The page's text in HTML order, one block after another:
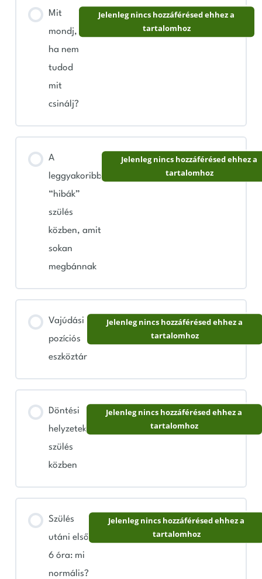
Mit
mondj,
ha nem
tudod
mit
csinálj?
Jelenleg nincs hozzáférésed ehhez a
tartalomhoz
A
leggyakoribb
“hibák”
szülés
közben, amit
sokan
megbánnak
Jelenleg nincs hozzáférésed ehhez a
tartalomhoz
Vajúdási
pozíciós
eszköztár
Jelenleg nincs hozzáférésed ehhez a
tartalomhoz
Döntési
helyzetek
szülés
közben
Jelenleg nincs hozzáférésed ehhez a
tartalomhoz
Szülés
utáni első
6 óra: mi
normális?
Jelenleg nincs hozzáférésed ehhez a
tartalomhoz